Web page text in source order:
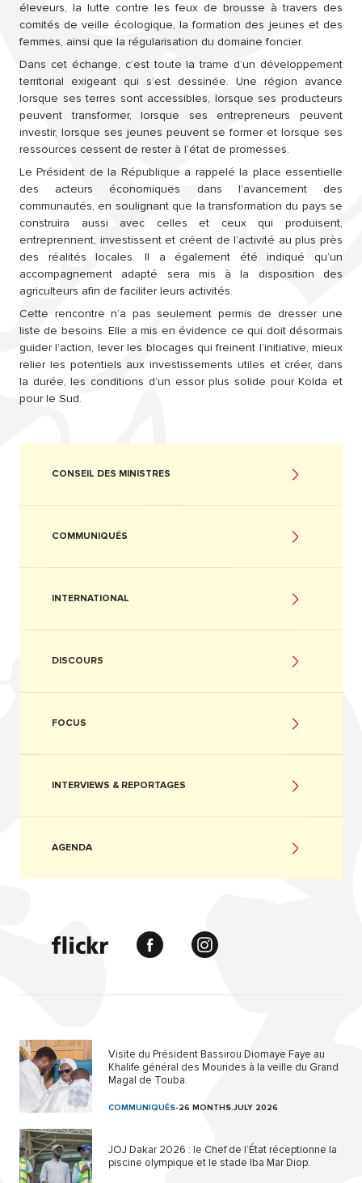
éleveurs, la lutte contre les feux de brousse à travers des
comités de veille écologique, la formation des jeunes et des
femmes, ainsi que la régularisation du domaine foncier.
Dans cet échange, c’est toute la trame d’un développement
territorial exigeant qui s’est dessinée. Une région avance
lorsque ses terres sont accessibles, lorsque ses producteurs
peuvent transformer, lorsque ses entrepreneurs peuvent
investir, lorsque ses jeunes peuvent se former et lorsque ses
ressources cessent de rester à l’état de promesses.
Le Président de la République a rappelé la place essentielle
des acteurs économiques dans l’avancement des
communautés, en soulignant que la transformation du pays se
construira aussi avec celles et ceux qui produisent,
entreprennent, investissent et créent de l’activité au plus près
des réalités locales. Il a également été indiqué qu’un
accompagnement adapté sera mis à la disposition des
agriculteurs afin de faciliter leurs activités.
Cette rencontre n’a pas seulement permis de dresser une
liste de besoins. Elle a mis en évidence ce qui doit désormais
guider l’action, lever les blocages qui freinent l’initiative, mieux
relier les potentiels aux investissements utiles et créer, dans
la durée, les conditions d’un essor plus solide pour Kolda et
pour le Sud.
CONSEIL DES MINISTRES
COMMUNIQUÉS
INTERNATIONAL
DISCOURS
FOCUS
INTERVIEWS & REPORTAGES
AGENDA
Visite du Président Bassirou Diomaye Faye au
Khalife général des Mourides à la veille du Grand
Magal de Touba.
COMMUNIQUÉS-26 MONTHS.JULY 2026
JOJ Dakar 2026 : le Chef de l’État réceptionne la
piscine olympique et le stade Iba Mar Diop.